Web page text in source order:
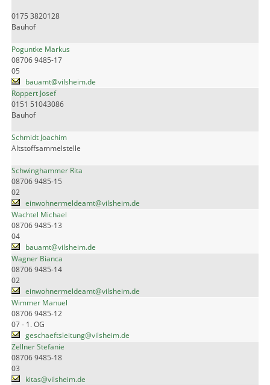
0175 3820128
Bauhof
Poguntke Markus
08706 9485-17
05
bauamt@vilsheim.de
Roppert Josef
0151 51043086
Bauhof
Schmidt Joachim
Altstoffsammelstelle
Schwinghammer Rita
08706 9485-15
02
einwohnermeldeamt@vilsheim.de
Wachtel Michael
08706 9485-13
04
bauamt@vilsheim.de
Wagner Bianca
08706 9485-14
02
einwohnermeldeamt@vilsheim.de
Wimmer Manuel
08706 9485-12
07 - 1. OG
geschaeftsleitung@vilsheim.de
Zellner Stefanie
08706 9485-18
03
kitas@vilsheim.de